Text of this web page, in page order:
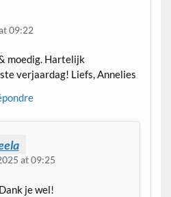
09:22
moedig. Hartelijk
verjaardag! Liefs, Annelies
at 09:25
je wel!